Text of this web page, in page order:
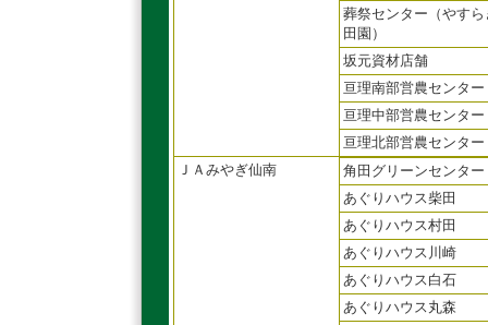
葬祭センター（やす
田園）
坂元資材店舗
亘理南部営農センター
亘理中部営農センター
亘理北部営農センター
ＪＡみやぎ仙南
角田グリーンセンター
あぐりハウス柴田
あぐりハウス村田
あぐりハウス川崎
あぐりハウス白石
あぐりハウス丸森